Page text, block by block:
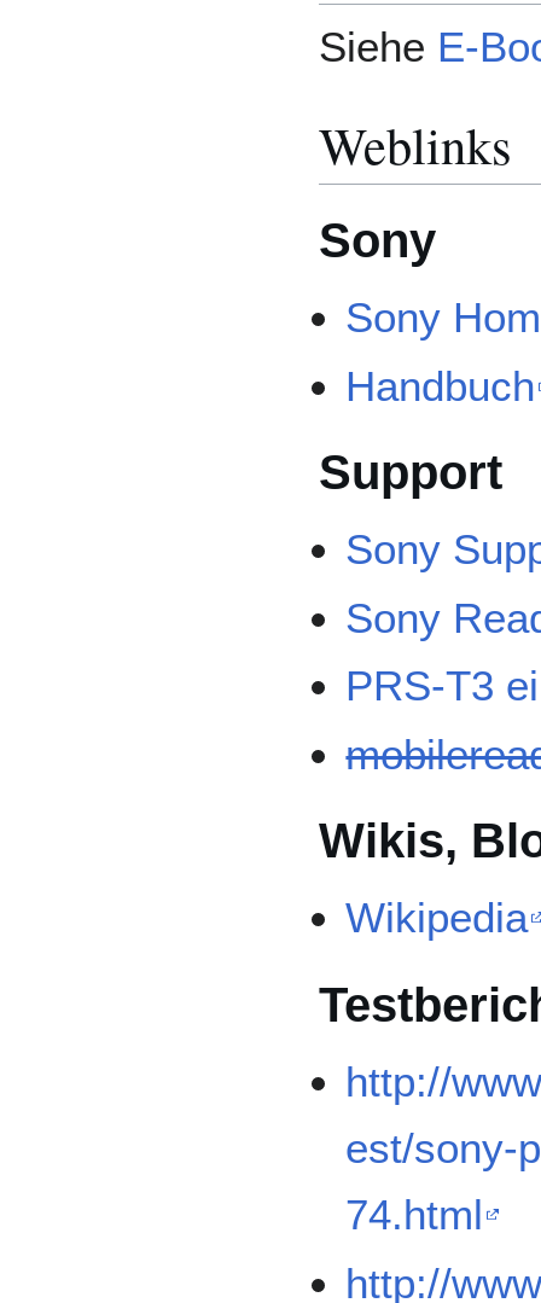
Siehe E-
Weblinks
Sony
Sony
Handbuch
Support
Sony
Sony
PRS-T3
Wikis,
Wikipedia
http://
est/sony-
74.html
http://